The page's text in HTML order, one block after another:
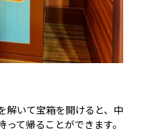
解いて宝箱を開けると、中
て帰ることができます。